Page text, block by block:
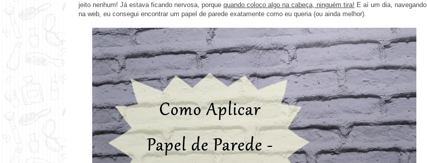
jeito nenhum! Já estava ficando nervosa, porque quando coloco algo na cabeça, ninguém tira! E aí um dia, navegando
na web, eu consegui encontrar um papel de parede exatamente como eu queria (ou ainda melhor).